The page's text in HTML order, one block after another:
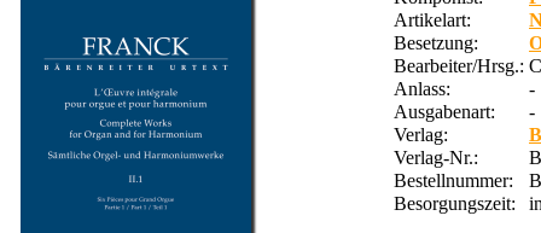
Artikelart:
Besetzung:
Bearbeiter/Hrsg.:
Anlass:
-
Ausgabenart:
-
Verlag:
Verlag-Nr.:
Bestellnummer:
Besorgungszeit: